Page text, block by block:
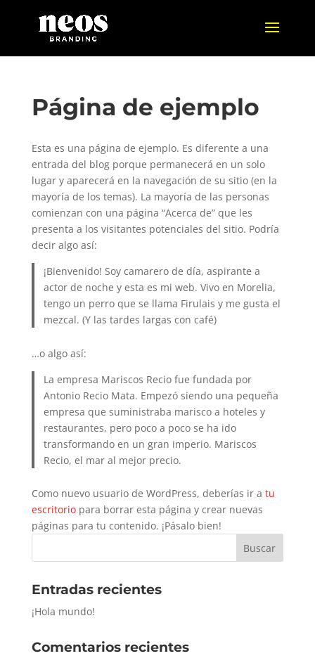
Página de ejemplo
Esta es una página de ejemplo. Es diferente a una
entrada del blog porque permanecerá en un solo
lugar y aparecerá en la navegación de su sitio (en la
mayoría de los temas). La mayoría de las personas
comienzan con una página “Acerca de” que les
presenta a los visitantes potenciales del sitio. Podría
decir algo así:
¡Bienvenido! Soy camarero de día, aspirante a
actor de noche y esta es mi web. Vivo en Morelia,
tengo un perro que se llama Firulais y me gusta el
mezcal. (Y las tardes largas con café)
…o algo así:
La empresa Mariscos Recio fue fundada por
Antonio Recio Mata. Empezó siendo una pequeña
empresa que suministraba marisco a hoteles y
restaurantes, pero poco a poco se ha ido
transformando en un gran imperio. Mariscos
Recio, el mar al mejor precio.
Como nuevo usuario de WordPress, deberías ir a tu
escritoriopara borrar esta página y crear nuevas
páginas para tu contenido. ¡Pásalo bien!
Entradas recientes
¡Hola mundo!
Comentarios recientes